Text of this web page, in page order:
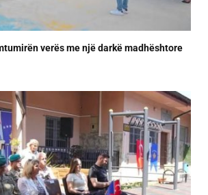
verës me një darkë madhështore